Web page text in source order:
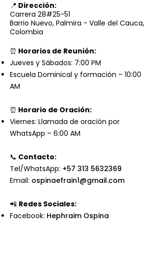
📍 Dirección:
Carrera 28#25-51
Barrio Nuevo, Palmira - Valle del Cauca,
Colombia
⏰ Horarios de Reunión:
Jueves y Sábados: 7:00 PM
Escuela Dominical y formación – 10:00
AM
⏰ Horario de Oración:
Viernes: Llamada de oración por
WhatsApp – 6:00 AM
📞 Contacto:
Tel/WhatsApp: +57 313 5632369
Email: ospinaefrain1@gmail.com
📲 Redes Sociales:
Facebook: Hephraim Ospina